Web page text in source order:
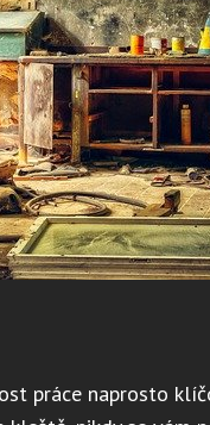
práce naprosto